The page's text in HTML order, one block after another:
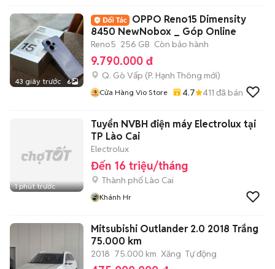
43 giây trước 6
OPPO Reno15 Dimensity
8450 NewNobox _ Góp Online
Reno5 256 GB Còn bảo hành
9.790.000 đ
Q. Gò Vấp (P. Hạnh Thông mới)
Cửa Hàng Vio Store 4.7 411 đã bán
1 phút trước
Tuyển NVBH điện máy Electrolux tại
TP Lào Cai
Electrolux
Đến 16 triệu/tháng
Thành phố Lào Cai
Khánh Hr
Mitsubishi Outlander 2.0 2018 Trắng
75.000 km
2018 75.000 km Xăng Tự động